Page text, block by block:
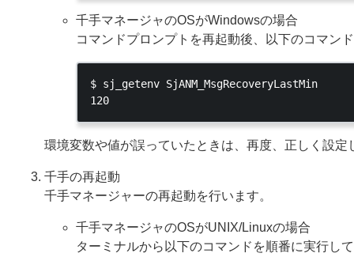
千手マネージャのOSがWindowsの場合
コマンドプロンプトを再起動後、以下のコマン
$ sj_getenv SjANM_MsgRecoveryLastMin
環境変数や値が誤っていたときは、再度、正しく設定
千手の再起動
千手マネージャーの再起動を行います。
千手マネージャのOSがUNIX/Linuxの場合
ターミナルから以下のコマンドを順番に実行し